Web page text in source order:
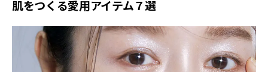
肌をつくる愛用アイテム７選